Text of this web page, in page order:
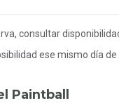
consultar
ese mismo día
Paintball